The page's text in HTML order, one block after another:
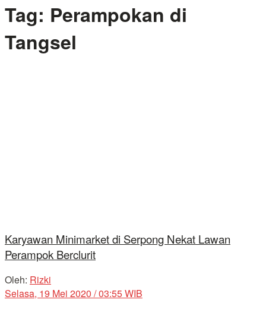
Tag: Perampokan di
Tangsel
Karyawan Minimarket di Serpong Nekat Lawan
Perampok Berclurit
Oleh: Rizki
Selasa, 19 Mei 2020 / 03:55 WIB